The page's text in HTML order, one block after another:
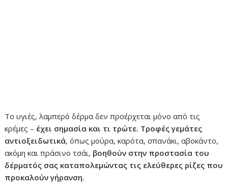
Το υγιές, λαμπερό δέρμα δεν προέρχεται μόνο από τις
κρέμες – έχει σημασία και τι τρώτε. Τροφές γεμάτες
αντιοξειδωτικά, όπως μούρα, καρότα, σπανάκι, αβοκάντο,
ακόμη και πράσινο τσάι, βοηθούν στην προστασία του
δέρματός σας καταπολεμώντας τις ελεύθερες ρίζες που
προκαλούν γήρανση.